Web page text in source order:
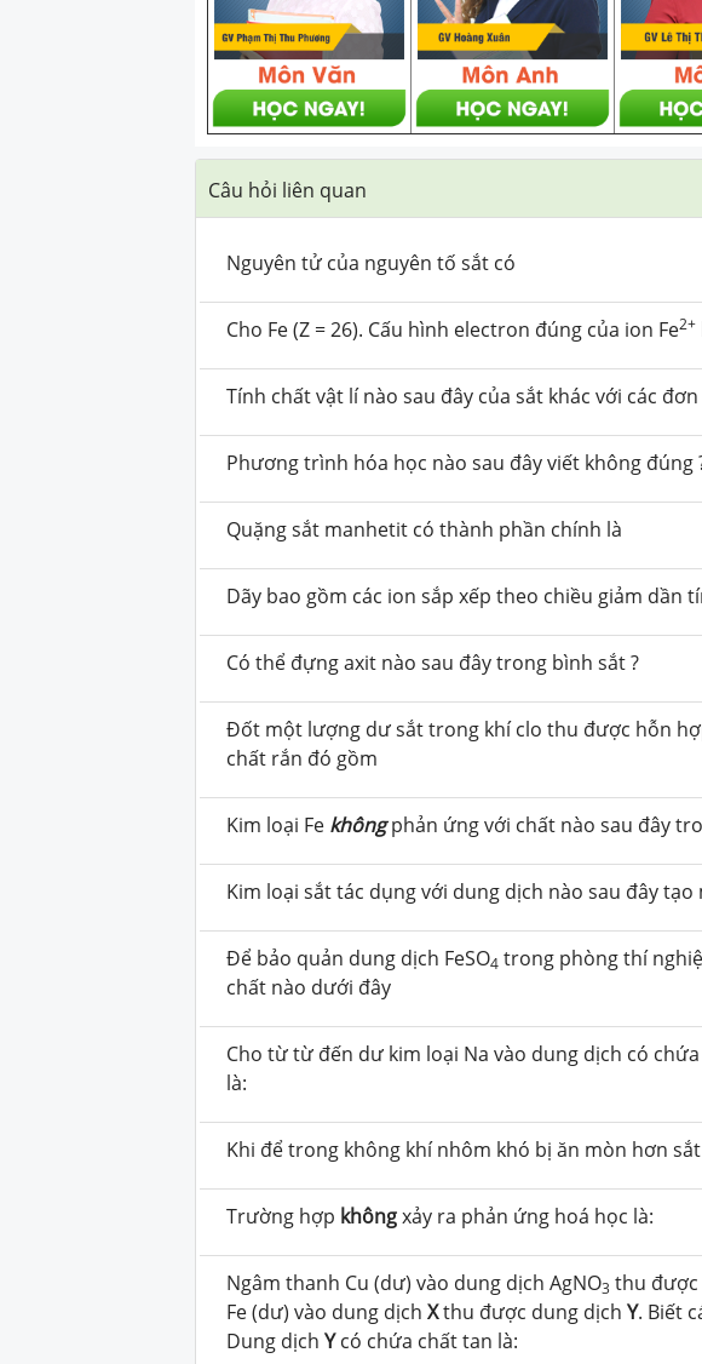
Câu hỏi liên quan
Nguyên tử của nguyên tố sắt có
Cho Fe (Z = 26). Cấu hình electron đúng của ion Fe2+
Tính chất vật lí nào sau đây của sắt khác với các
Phương trình hóa học nào sau đây viết không đúng
Quặng sắt manhetit có thành phần chính là
Dãy bao gồm các ion sắp xếp theo chiều giảm dần
Có thể đựng axit nào sau đây trong bình sắt ?
Đốt một lượng dư sắt trong khí clo thu được hỗn
chất rắn đó gồm
Kim loại Fe khôngphản ứng với chất nào sau đây
Kim loại sắt tác dụng với dung dịch nào sau đây tạo
Để bảo quản dung dịch FeSO4 trong phòng thí
chất nào dưới đây
Cho từ từ đến dư kim loại Na vào dung dịch có chứa
là:
Khi để trong không khí nhôm khó bị ăn mòn hơn
Trường hợp khôngxảy ra phản ứng hoá học là:
Ngâm thanh Cu (dư) vào dung dịch AgNO3 thu
Fe (dư) vào dung dịchXthu được dung dịchY. Biết
Dung dịchYcó chứa chất tan là: